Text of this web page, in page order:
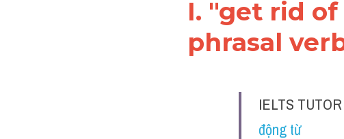
I. "get rid
phrasal
IELTS
động từ